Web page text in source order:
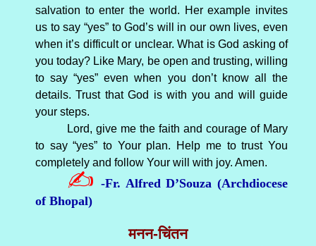
salvation to enter the world. Her example invites
us to say “yes” to God’s will in our own lives, even
when it’s difficult or unclear. What is God asking of
you today? Like Mary, be open and trusting, willing
to say “yes” even when you don’t know all the
details. Trust that God is with you and will guide
your steps.
Lord, give me the faith and courage of Mary
to say “yes” to Your plan. Help me to trust You
completely and follow Your will with joy. Amen.
✍ -Fr. Alfred D’Souza (Archdiocese
of Bhopal)
मनन-चिंतन